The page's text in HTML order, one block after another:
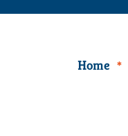
Home